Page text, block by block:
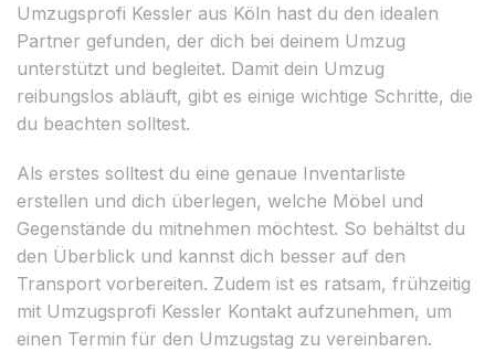
Umzugsprofi Kessler aus Köln hast du den idealen
Partner gefunden, der dich bei deinem Umzug
unterstützt und begleitet. Damit dein Umzug
reibungslos abläuft, gibt es einige wichtige Schritte, die
du beachten solltest.
Als erstes solltest du eine genaue Inventarliste
erstellen und dich überlegen, welche Möbel und
Gegenstände du mitnehmen möchtest. So behältst du
den Überblick und kannst dich besser auf den
Transport vorbereiten. Zudem ist es ratsam, frühzeitig
mit Umzugsprofi Kessler Kontakt aufzunehmen, um
einen Termin für den Umzugstag zu vereinbaren.